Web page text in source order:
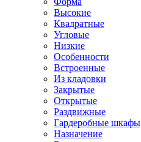
Высокие
Квадратные
Угловые
Низкие
Особенности
Встроенные
Из кладовки
Закрытые
Открытые
Раздвижные
Гардеробные шкафы
Назначение